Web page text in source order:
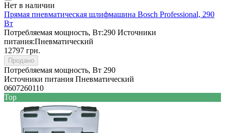
Нет в наличии
Прямая пневматическая шлифмашина Bosch Professional, 290
Вт
Потребляемая мощность, Вт:290 Источники
питания:Пневматический
12797 грн.
Продано
Потребляемая мощность, Вт 290
Источники питания Пневматический
0607260110
Top